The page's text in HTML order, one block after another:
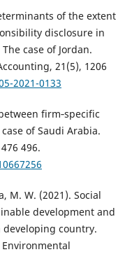
of the extent
disclosure in
case of Jordan.
21(5), 1206
2021-0133
firm‐specific
of Saudi Arabia.
496.
M. W. (2021). Social
development and
country.